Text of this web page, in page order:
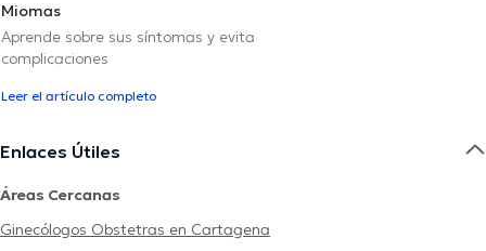
Miomas
Aprende sobre sus síntomas y evita
complicaciones
Leer el artículo completo
Enlaces Útiles
Áreas Cercanas
Ginecólogos Obstetras en Cartagena